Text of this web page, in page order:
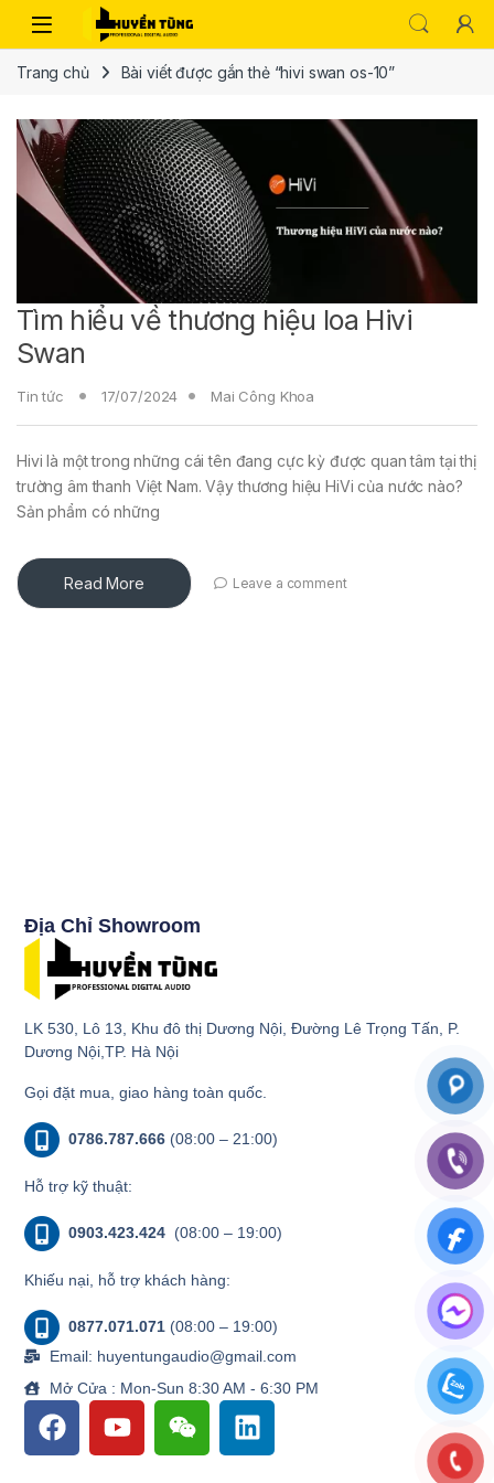
Trang chủ Bài viết được gắn thẻ “hivi swan os-10”
Tìm hiểu về thương hiệu loa Hivi
Swan
Tin tức 17/07/2024 Mai Công Khoa
Hivi là một trong những cái tên đang cực kỳ được quan tâm tại thị
trường âm thanh Việt Nam. Vậy thương hiệu HiVi của nước nào?
Sản phẩm có những
Read More Leave a comment
Địa Chỉ Showroom
LK 530, Lô 13, Khu đô thị Dương Nội, Đường Lê Trọng Tấn, P.
Dương Nội,TP. Hà Nội
Gọi đặt mua, giao hàng toàn quốc.
0786.787.666 (08:00 – 21:00)
Hỗ trợ kỹ thuật:
0903.423.424 (08:00 – 19:00)
Khiếu nại, hỗ trợ khách hàng:
0877.071.071 (08:00 – 19:00)
Email: huyentungaudio@gmail.com
Mở Cửa : Mon-Sun 8:30 AM - 6:30 PM